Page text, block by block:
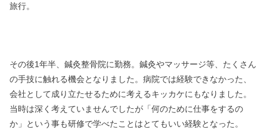
旅行。
その後1年半、鍼灸整骨院に勤務。鍼灸やマッサージ等、たくさん
の手技に触れる機会となりました。病院では経験できなかった、
会社として成り立たせるために考えるキッカケにもなりました。
当時は深く考えていませんでしたが「何のために仕事をするの
か」という事も研修で学べたことはとてもいい経験となった。